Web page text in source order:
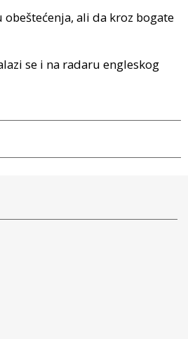
ali da kroz bogate
se i na radaru engleskog